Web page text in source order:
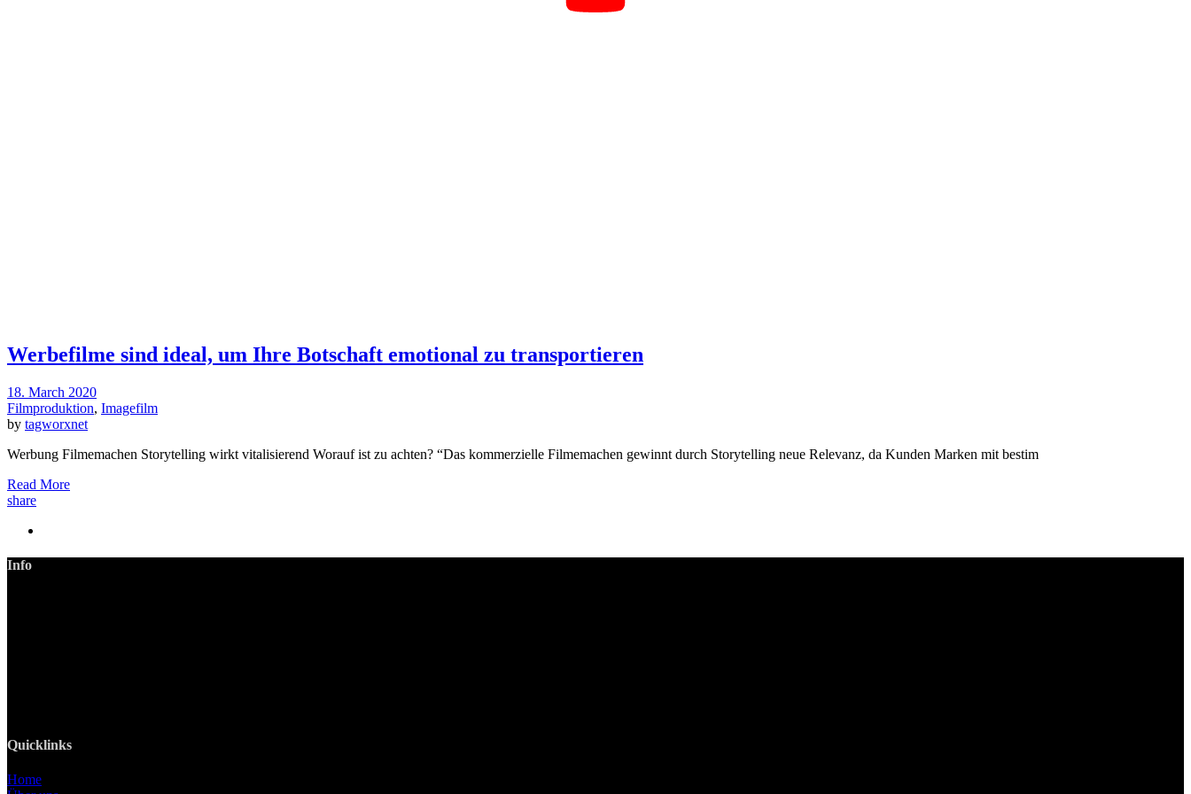
Werbefilme sind ideal, um Ihre Botschaft emotional zu transportieren
18. March 2020
Filmproduktion, Imagefilm
by tagworxnet
Werbung Filmemachen Storytelling wirkt vitalisierend Worauf ist zu achten? “Das kommerzielle Filmemachen gewinnt durch Storytelling neue Relevanz, da Kunden Marken mit bestim
Read More
share
Info
Quicklinks
Home